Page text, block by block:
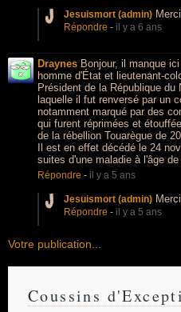
Jesuismort (admin)
Répondre - il y a 6 ans
Draynes Bonjour, il manque
homme d'État et lieutenant-
Président de la République
laquelle il fut renversé par un
notamment marqué par des
qui furent réprimées et
de la rébellion Touarègue de
Il est en effet décédé le 24
suites d'une maladie à l'âge de
Répondre - il y a 5 ans
Jesuismort (admin)
Répondre - il y a 5 ans
Votre publication...
Coussins